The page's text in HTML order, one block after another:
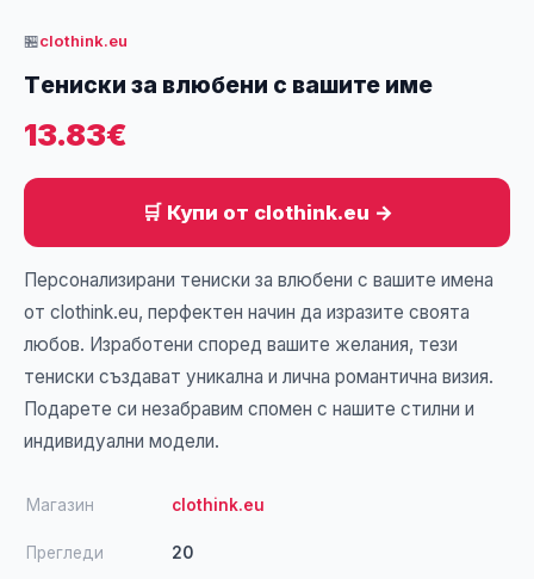
🏪clothink.eu
Tениски за влюбени с вашите име
13.83€
🛒 Купи от clothink.eu →
Персонализирани тениски за влюбени с вашите имена
от clothink.eu, перфектен начин да изразите своята
любов. Изработени според вашите желания, тези
тениски създават уникална и лична романтична визия.
Подарете си незабравим спомен с нашите стилни и
индивидуални модели.
Магазин clothink.eu
Прегледи 20